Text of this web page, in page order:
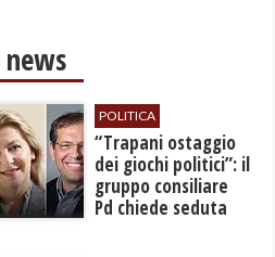
POLITICA
​“Trapani ostaggio
dei giochi politici”: il
gruppo consiliare
Pd chiede seduta